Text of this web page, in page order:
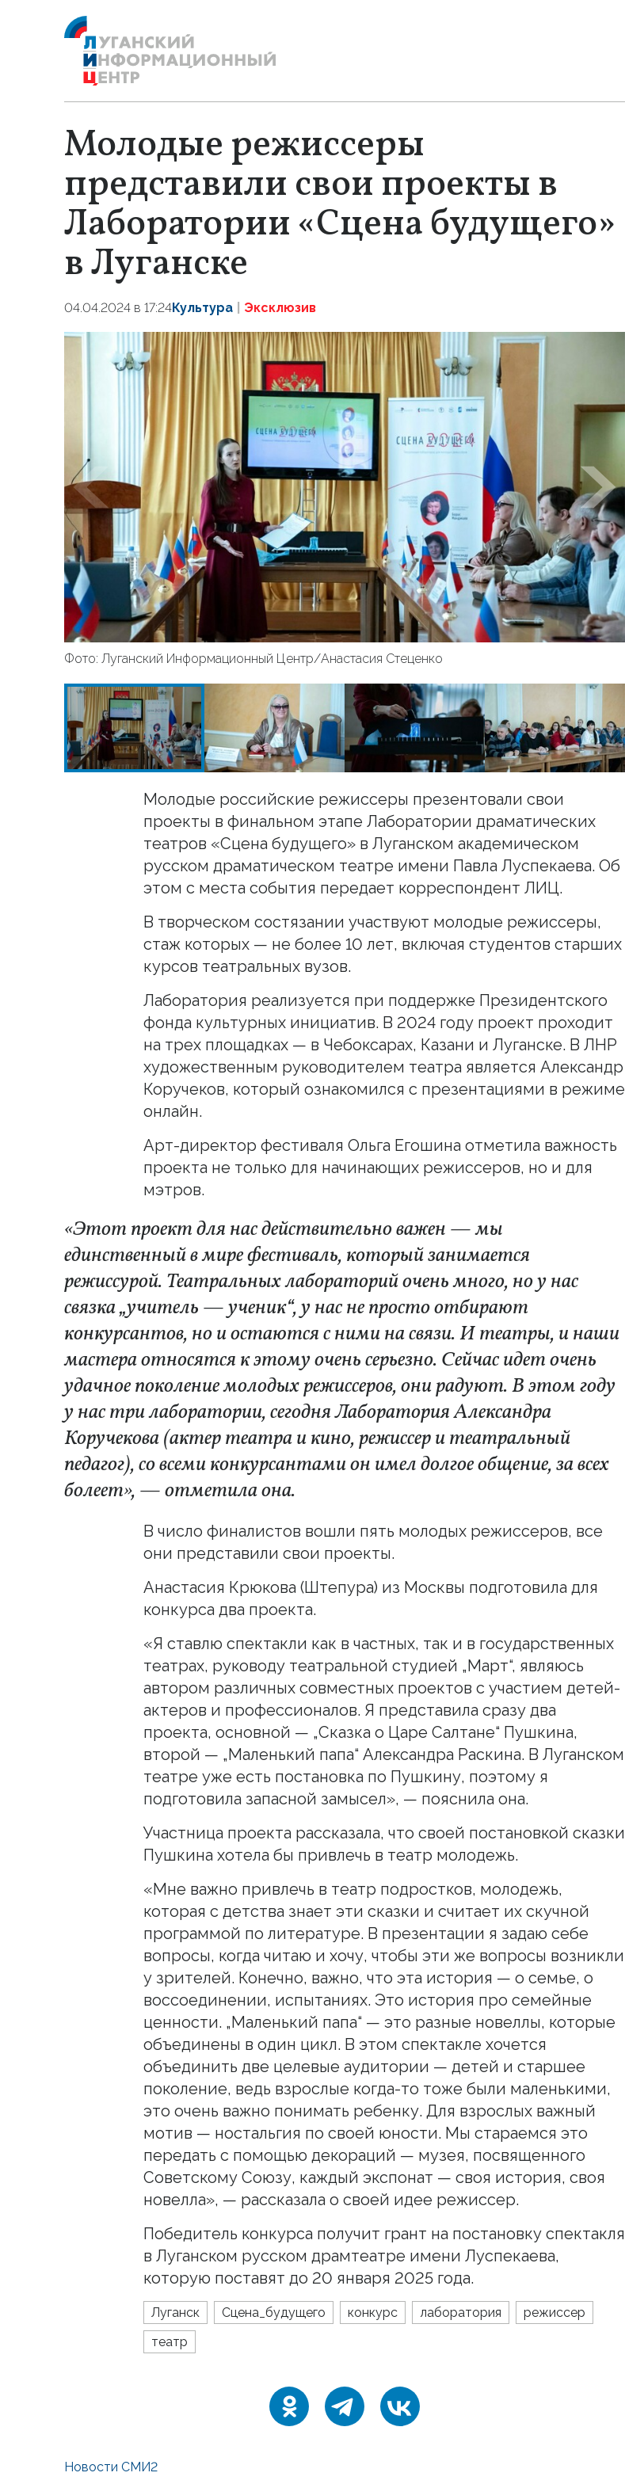
Молодые режиссеры
представили свои проекты в
Лаборатории «Сцена будущего»
в Луганске
04.04.2024 в 17:24Культура Эксклюзив
Фото: Луганский Информационный Центр/Анастасия Стеценко
Молодые российские режиссеры презентовали свои
проекты в финальном этапе Лаборатории драматических
театров «Сцена будущего» в Луганском академическом
русском драматическом театре имени Павла Луспекаева. Об
этом с места события передает корреспондент ЛИЦ.
В творческом состязании участвуют молодые режиссеры,
стаж которых — не более 10 лет, включая студентов старших
курсов театральных вузов.
Лаборатория реализуется при поддержке Президентского
фонда культурных инициатив. В 2024 году проект проходит
на трех площадках — в Чебоксарах, Казани и Луганске. В ЛНР
художественным руководителем театра является Александр
Коручеков, который ознакомился с презентациями в режиме
онлайн.
Арт-директор фестиваля Ольга Егошина отметила важность
проекта не только для начинающих режиссеров, но и для
мэтров.
«Этот проект для нас действительно важен — мы
единственный в мире фестиваль, который занимается
режиссурой. Театральных лабораторий очень много, но у нас
связка „учитель — ученик“, у нас не просто отбирают
конкурсантов, но и остаются с ними на связи. И театры, и наши
мастера относятся к этому очень серьезно. Сейчас идет очень
удачное поколение молодых режиссеров, они радуют. В этом году
у нас три лаборатории, сегодня Лаборатория Александра
Коручекова(актер театра и кино, режиссер и театральный
педагог), со всеми конкурсантами он имел долгое общение, за всех
болеет», — отметила она.
В число финалистов вошли пять молодых режиссеров, все
они представили свои проекты.
Анастасия Крюкова (Штепура) из Москвы подготовила для
конкурса два проекта.
«Я ставлю спектакли как в частных, так и в государственных
театрах, руководу театральной студией „Март“, являюсь
автором различных совместных проектов с участием детей-
актеров и профессионалов. Я представила сразу два
проекта, основной — „Сказка о Царе Салтане“ Пушкина,
второй — „Маленький папа“ Александра Раскина. В Луганском
театре уже есть постановка по Пушкину, поэтому я
подготовила запасной замысел», — пояснила она.
Участница проекта рассказала, что своей постановкой сказки
Пушкина хотела бы привлечь в театр молодежь.
«Мне важно привлечь в театр подростков, молодежь,
которая с детства знает эти сказки и считает их скучной
программой по литературе. В презентации я задаю себе
вопросы, когда читаю и хочу, чтобы эти же вопросы возникли
у зрителей. Конечно, важно, что эта история — о семье, о
воссоединении, испытаниях. Это история про семейные
ценности. „Маленький папа“ — это разные новеллы, которые
объединены в один цикл. В этом спектакле хочется
объединить две целевые аудитории — детей и старшее
поколение, ведь взрослые когда-то тоже были маленькими,
это очень важно понимать ребенку. Для взрослых важный
мотив — ностальгия по своей юности. Мы стараемся это
передать с помощью декораций — музея, посвященного
Советскому Союзу, каждый экспонат — своя история, своя
новелла», — рассказала о своей идее режиссер.
Победитель конкурса получит грант на постановку спектакля
в Луганском русском драмтеатре имени Луспекаева,
которую поставят до 20 января 2025 года.
Луганск Сцена_будущего конкурс лаборатория
режиссер
театр
Новости СМИ2